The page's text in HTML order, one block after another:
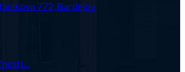
772, Bardejov